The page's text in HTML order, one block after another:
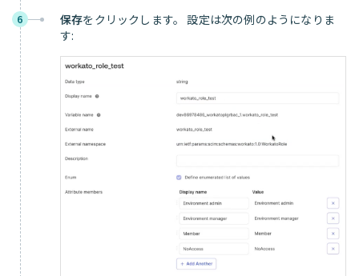
6 保存をクリックします。 設定は次の例のようになりま
す: